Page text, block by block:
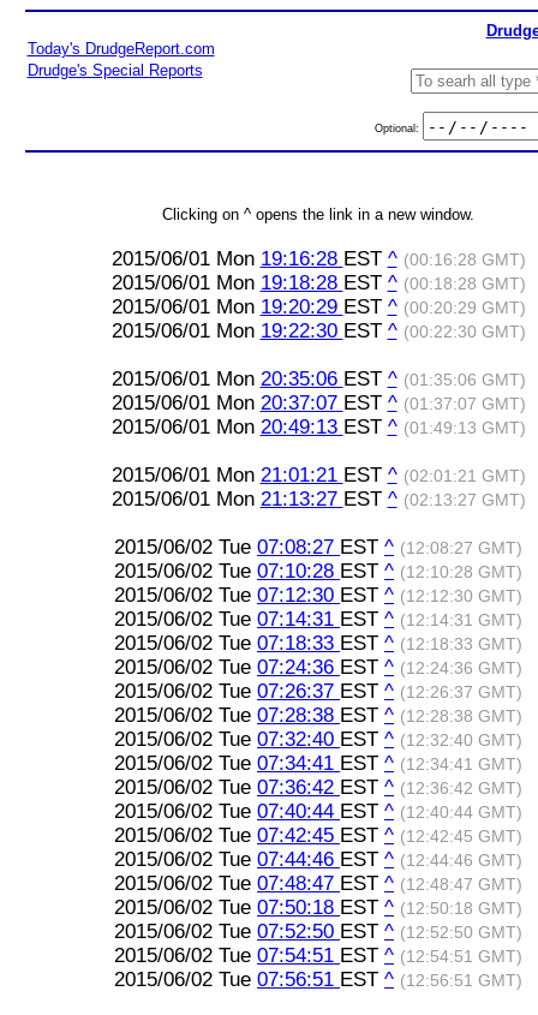
Today's DrudgeReport.com
Drudge's Special Reports
Optional:
Clicking on ^ opens the link in a new window.
2015/06/01 Mon 19:16:28 EST ^ (00:16:28 GMT)
2015/06/01 Mon 19:18:28 EST ^ (00:18:28 GMT)
2015/06/01 Mon 19:20:29 EST ^ (00:20:29 GMT)
2015/06/01 Mon 19:22:30 EST ^ (00:22:30 GMT)
2015/06/01 Mon 20:35:06 EST ^ (01:35:06 GMT)
2015/06/01 Mon 20:37:07 EST ^ (01:37:07 GMT)
2015/06/01 Mon 20:49:13 EST ^ (01:49:13 GMT)
2015/06/01 Mon 21:01:21 EST ^ (02:01:21 GMT)
2015/06/01 Mon 21:13:27 EST ^ (02:13:27 GMT)
2015/06/02 Tue 07:08:27 EST ^ (12:08:27 GMT)
2015/06/02 Tue 07:10:28 EST ^ (12:10:28 GMT)
2015/06/02 Tue 07:12:30 EST ^ (12:12:30 GMT)
2015/06/02 Tue 07:14:31 EST ^ (12:14:31 GMT)
2015/06/02 Tue 07:18:33 EST ^ (12:18:33 GMT)
2015/06/02 Tue 07:24:36 EST ^ (12:24:36 GMT)
2015/06/02 Tue 07:26:37 EST ^ (12:26:37 GMT)
2015/06/02 Tue 07:28:38 EST ^ (12:28:38 GMT)
2015/06/02 Tue 07:32:40 EST ^ (12:32:40 GMT)
2015/06/02 Tue 07:34:41 EST ^ (12:34:41 GMT)
2015/06/02 Tue 07:36:42 EST ^ (12:36:42 GMT)
2015/06/02 Tue 07:40:44 EST ^ (12:40:44 GMT)
2015/06/02 Tue 07:42:45 EST ^ (12:42:45 GMT)
2015/06/02 Tue 07:44:46 EST ^ (12:44:46 GMT)
2015/06/02 Tue 07:48:47 EST ^ (12:48:47 GMT)
2015/06/02 Tue 07:50:18 EST ^ (12:50:18 GMT)
2015/06/02 Tue 07:52:50 EST ^ (12:52:50 GMT)
2015/06/02 Tue 07:54:51 EST ^ (12:54:51 GMT)
2015/06/02 Tue 07:56:51 EST ^ (12:56:51 GMT)